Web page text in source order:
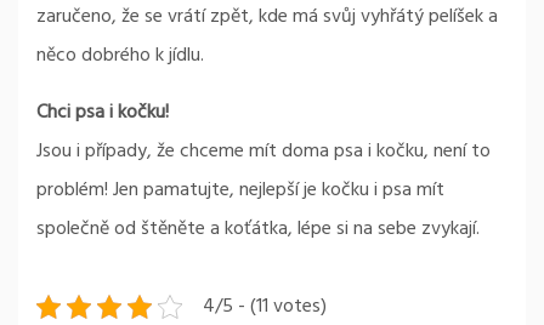
zaručeno, že se vrátí zpět, kde má svůj vyhřátý pelíšek a
něco dobrého k jídlu.
Chci psa i kočku!
Jsou i případy, že chceme mít doma psa i kočku, není to
problém! Jen pamatujte, nejlepší je kočku i psa mít
společně od štěněte a koťátka, lépe si na sebe zvykají.
4/5 - (11 votes)